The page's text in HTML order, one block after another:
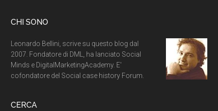
CHI SONO
Leonardo Bellini, scrive su questo blog dal
2007. Fondatore di DML, ha lanciato Social
Minds e DigitalMarketingAcademy. E'
cofondatore del Social case history Forum.
CERCA